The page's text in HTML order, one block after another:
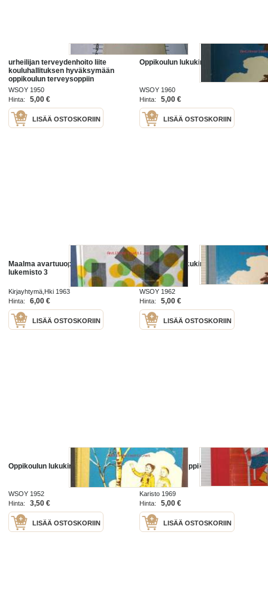
urheilijan terveydenhoito liite
kouluhallituksen hyväksymään
oppikoulun terveysoppiin
WSOY 1950
Hinta:
5,00 €
LISÄÄ OSTOSKORIIN
Oppikoulun lukukirja II
WSOY 1960
Hinta:
5,00 €
LISÄÄ OSTOSKORIIN
Maalma avartuuoppikoulun
lukemisto 3
Kirjayhtymä,Hki 1963
Hinta:
6,00 €
LISÄÄ OSTOSKORIIN
Oppikoulun lukukirja II osa
WSOY 1962
Hinta:
5,00 €
LISÄÄ OSTOSKORIIN
Oppikoulun lukukirja I osa
WSOY 1952
Hinta:
3,50 €
LISÄÄ OSTOSKORIIN
Tiina aloittaa oppikoulun
Karisto 1969
Hinta:
5,00 €
LISÄÄ OSTOSKORIIN